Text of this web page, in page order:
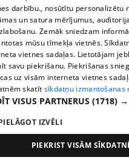
TV programma
Līguma noteikumi
360 Ziņu kontakti
Helio Media
Portāla palīdzības dienests: e-
All rights reserved.
darbību., nosūtītu personalizētu
un satura mērījumus,
Zemāk sniedzam
mūsu tīmekļa vietnēs.
vietnes sadaļas. Lietotājam
savu piekrišanu. Piekrišanas
uz visām interneta vietnes
skatīt sīkdatņu izmantošanas
VISUS PARTNERUS (1718) →
IZVĒLI
PIEKRIST VISĀM